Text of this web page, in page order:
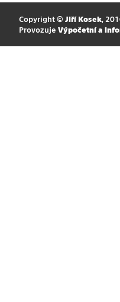
Copyright © Jiří Kosek,
Provozuje Výpočetní a